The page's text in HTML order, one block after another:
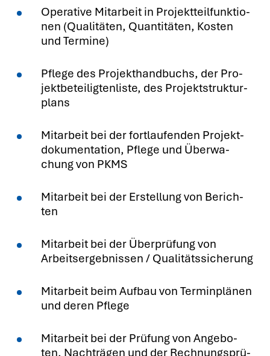
Ope­ra­ti­ve Mit­ar­beit in Pro­jekt­teil­funk­tio­
nen (Qua­li­tä­ten, Quan­ti­tä­ten, Kos­ten
und Ter­mi­ne)
Pfle­ge des Pro­jekt­hand­buchs, der Pro­
jekt­be­tei­lig­ten­lis­te, des Pro­jekt­struk­tur­
plans
Mit­ar­beit bei der fort­lau­fen­den Pro­jekt­
do­ku­men­ta­ti­on, Pfle­ge und Über­wa­
chung von PKMS
Mit­ar­beit bei der Erstel­lung von Berich­
ten
Mit­ar­beit bei der Über­prü­fung von
Arbeits­er­geb­nis­sen / Qua­li­täts­si­che­rung
Mit­ar­beit beim Auf­bau von Ter­min­plä­nen
und deren Pfle­ge
Mit­ar­beit bei der Prü­fung von Ange­bo­
ten, Nach­trä­gen und der Rech­nungs­prü­